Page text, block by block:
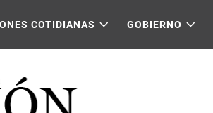
COTIDIANAS GOBIERNO